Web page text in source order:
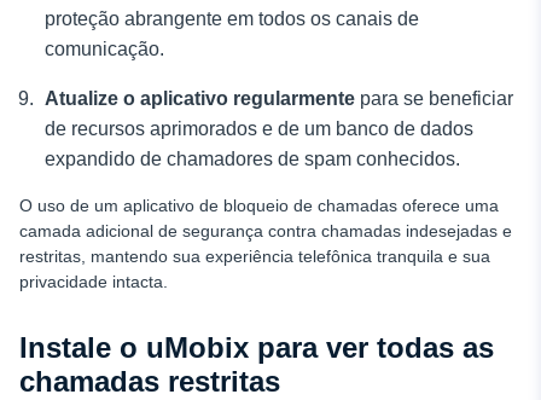
proteção abrangente em todos os canais de
comunicação.
Atualize o aplicativo regularmente para se beneficiar
de recursos aprimorados e de um banco de dados
expandido de chamadores de spam conhecidos.
O uso de um aplicativo de bloqueio de chamadas oferece uma
camada adicional de segurança contra chamadas indesejadas e
restritas, mantendo sua experiência telefônica tranquila e sua
privacidade intacta.
Instale o uMobix para ver todas as
chamadas restritas